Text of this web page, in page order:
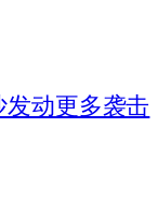
动更多袭击